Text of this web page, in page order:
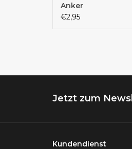
Anker
€2,95
Jetzt zum
Kundendienst